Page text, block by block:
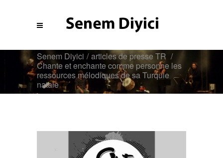
Senem Diyici / articles de presse TR /
Chante et enchante comme personne les
ressources mélodiques de sa Turquie
natale